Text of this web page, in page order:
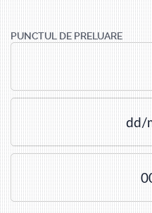
PUNCTUL DE PRELUARE